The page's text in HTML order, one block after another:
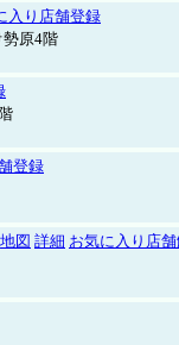
入り店舗登録
原4階
登録
地図 詳細 お気に入り店